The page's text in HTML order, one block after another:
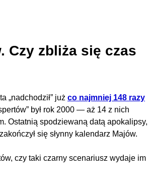
Czy zbliża się czas
„nadchodził” już co najmniej 148 razy
był rok 2000 — aż 14 z nich
Ostatnią spodziewaną datą apokalipsy,
się słynny kalendarz Majów.
czy taki czarny scenariusz wydaje im